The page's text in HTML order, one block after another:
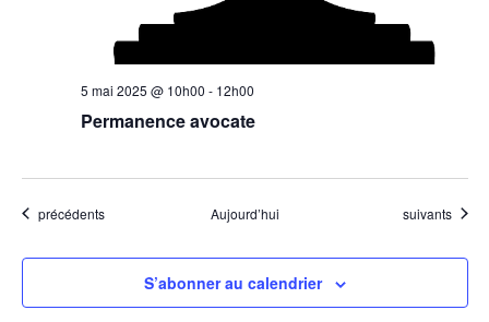
Permanence avocate
5 mai 2025 @ 10h00 - 12h00
Évènements
précédents Aujourd’hui Évènements
suivants
S’abonner au calendrier